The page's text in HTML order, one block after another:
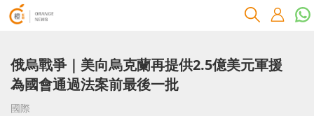
俄烏戰爭｜美向烏克蘭再提供2.5億美元軍援
為國會通過法案前最後一批
國際